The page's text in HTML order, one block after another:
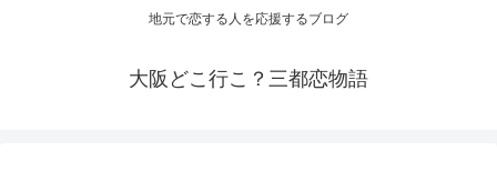
地元で恋する人を応援するブログ
大阪どこ行こ？三都恋物語